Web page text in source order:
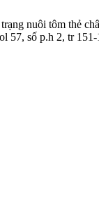
nuôi tôm thẻ
57, số p.h 2, tr